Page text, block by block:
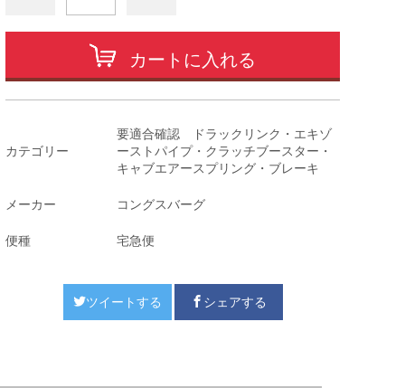
カートに入れる
カテゴリー
要適合確認 ドラックリンク・エキゾ
ーストパイプ・クラッチブースター・
キャブエアースプリング・ブレーキ
メーカー コングスバーグ
便種 宅急便
ツイートする シェアする